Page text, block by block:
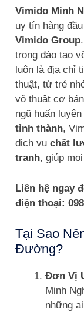
Vimido Minh
uy tín hàng
Vimido Group
trong đào tạo
luôn là địa chỉ
thuật, từ trẻ
võ thuật cơ
ngũ huấn
tỉnh thành,
dịch vụchất
tranh, giúp
Liên hệ ngay
điện thoại:
Tại Sao
Đường?
Đơn Vị
Minh
những